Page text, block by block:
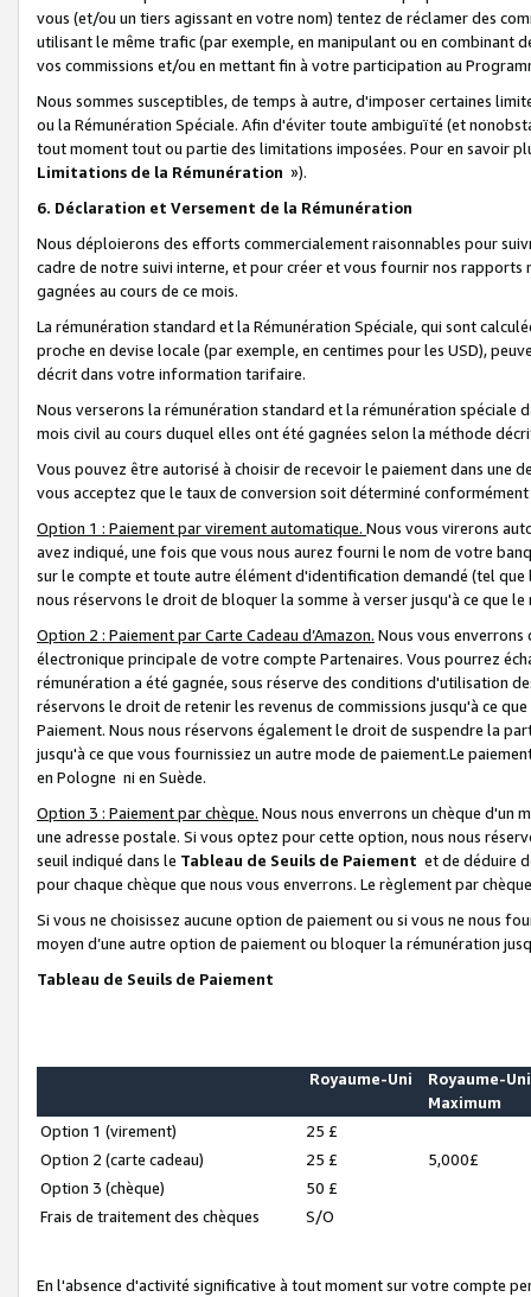
vous (et/ou un tiers agissant en votre nom) tentez de réclamer des
utilisant le même trafic (par exemple, en manipulant ou en combinant
vos commissions et/ou en mettant fin à votre participation au
Nous sommes susceptibles, de temps à autre, d'imposer certaines
ou la Rémunération Spéciale. Afin d'éviter toute ambiguïté (et
tout moment tout ou partie des limitations imposées. Pour en savoir
Limitations de la Rémunération »).
6. Déclaration et Versement de la Rémunération
Nous déploierons des efforts commercialement raisonnables pour
cadre de notre suivi interne, et pour créer et vous fournir nos
gagnées au cours de ce mois.
La rémunération standard et la Rémunération Spéciale, qui sont
proche en devise locale (par exemple, en centimes pour les USD),
décrit dans votre information tarifaire.
Nous verserons la rémunération standard et la rémunération spéciale
mois civil au cours duquel elles ont été gagnées selon la méthode
Vous pouvez être autorisé à choisir de recevoir le paiement dans une
vous acceptez que le taux de conversion soit déterminé
Option 1 : Paiement par virement automatique. Nous vous virerons
avez indiqué, une fois que vous nous aurez fourni le nom de votre
sur le compte et toute autre élément d'identification demandé (tel que
nous réservons le droit de bloquer la somme à verser jusqu'à ce que
Option 2 : Paiement par Carte Cadeau d’Amazon. Nous vous
électronique principale de votre compte Partenaires. Vous pourrez
rémunération a été gagnée, sous réserve des conditions d'utilisation
réservons le droit de retenir les revenus de commissions jusqu'à ce
Paiement. Nous nous réservons également le droit de suspendre la
jusqu'à ce que vous fournissiez un autre mode de paiement.Le
en Pologne ni en Suède.
Option 3 : Paiement par chèque. Nous nous enverrons un chèque d'un
une adresse postale. Si vous optez pour cette option, nous nous
seuil indiqué dans le Tableau de Seuils de Paiement et de déduire
pour chaque chèque que nous vous enverrons. Le règlement par
Si vous ne choisissez aucune option de paiement ou si vous ne nous
moyen d’une autre option de paiement ou bloquer la rémunération
Tableau de Seuils de Paiement
Royaume-Uni
Royaume-Uni
Maximum
Option 1 (virement)
25 £
Option 2 (carte cadeau)
25 £
5,000£
Option 3 (chèque)
50 £
Frais de traitement des chèques
S/O
En l'absence d'activité significative à tout moment sur votre compte